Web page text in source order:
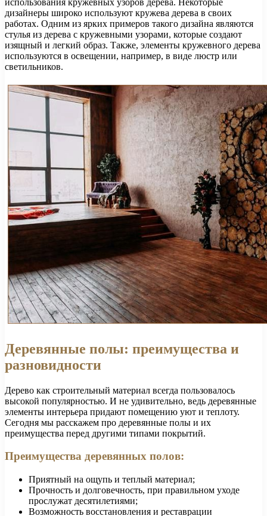
дизайнеры широко используют кружева дерева в своих
работах. Одним из ярких примеров такого дизайна являются
стулья из дерева с кружевными узорами, которые создают
изящный и легкий образ. Также, элементы кружевного дерева
используются в освещении, например, в виде люстр или
светильников.
Деревянные полы: преимущества и
разновидности
Дерево как строительный материал всегда пользовалось
высокой популярностью. И не удивительно, ведь деревянные
элементы интерьера придают помещению уют и теплоту.
Сегодня мы расскажем про деревянные полы и их
преимущества перед другими типами покрытий.
Преимущества деревянных полов:
Приятный на ощупь и теплый материал;
Прочность и долговечность, при правильном уходе
прослужат десятилетиями;
Возможность восстановления и реставрации